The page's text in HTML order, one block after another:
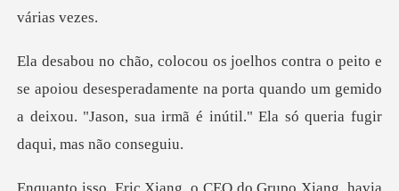
ou desesperadamente na porta quando um gemido
a deixou. "Jason,